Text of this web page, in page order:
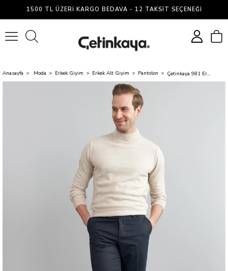
1500 TL ÜZERI KARGO BEDAVA - 12 TAKSIT SEÇENEĞI
Anasayfa Moda Erkek Giyim Erkek Alt Giyim Pantolon Çetinkaya 981 Erkek Flanel Pantolon Lacivert